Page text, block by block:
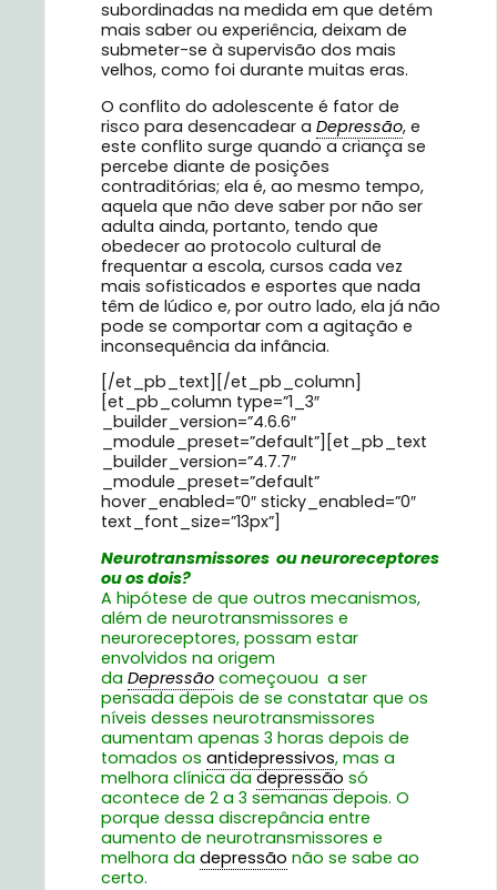
subordinadas na medida em que detém
mais saber ou experiência, deixam de
submeter-se à supervisão dos mais
velhos, como foi durante muitas eras.
O conflito do adolescente é fator de
risco para desencadear a Depressão, e
este conflito surge quando a criança se
percebe diante de posições
contraditórias; ela é, ao mesmo tempo,
aquela que não deve saber por não ser
adulta ainda, portanto, tendo que
obedecer ao protocolo cultural de
frequentar a escola, cursos cada vez
mais sofisticados e esportes que nada
têm de lúdico e, por outro lado, ela já não
pode se comportar com a agitação e
inconsequência da infância.
[/et_pb_text][/et_pb_column]
[et_pb_column type=”1_3″
_builder_version=”4.6.6″
_module_preset=”default”][et_pb_text
_builder_version=”4.7.7″
_module_preset=”default”
hover_enabled=”0″ sticky_enabled=”0″
text_font_size=”13px”]
Neurotransmissores ou neuroreceptores
ou os dois?
A hipótese de que outros mecanismos,
além de neurotransmissores e
neuroreceptores, possam estar
envolvidos na origem
da Depressão começouou a ser
pensada depois de se constatar que os
níveis desses neurotransmissores
aumentam apenas 3 horas depois de
tomados os antidepressivos, mas a
melhora clínica dadepressão só
acontece de 2 a 3 semanas depois. O
porque dessa discrepância entre
aumento de neurotransmissores e
melhora da depressão não se sabe ao
certo.